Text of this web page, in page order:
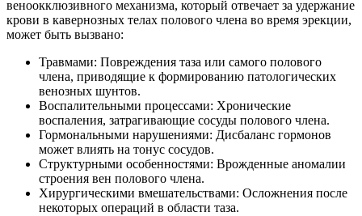
веноокклюзивного механизма, который отвечает за удержание
крови в кавернозных телах полового члена во время эрекции,
может быть вызвано:
Травмами: Повреждения таза или самого полового
члена, приводящие к формированию патологических
венозных шунтов.
Воспалительными процессами: Хронические
воспаления, затрагивающие сосуды полового члена.
Гормональными нарушениями: Дисбаланс гормонов
может влиять на тонус сосудов.
Структурными особенностями: Врожденные аномалии
строения вен полового члена.
Хирургическими вмешательствами: Осложнения после
некоторых операций в области таза.